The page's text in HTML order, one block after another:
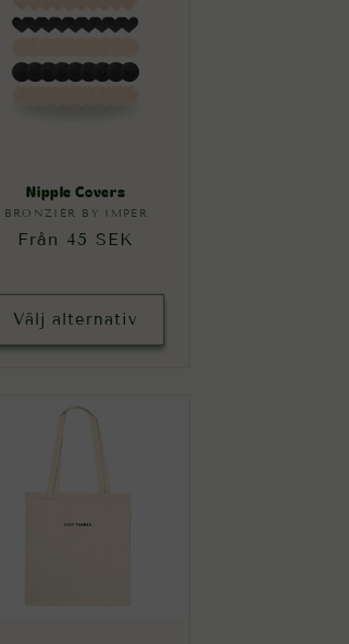
Nipple Covers
Säljare:
BRONZIÉR BY IMPER
Ordinarie
Från 45 SEK
Välj alternativ